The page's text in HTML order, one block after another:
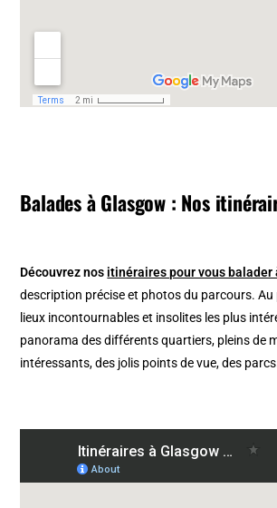
Balades à Glasgow : Nos
Découvrez nos itinéraires pour vous balader
description précise et photos du parcours. Au
lieux incontournables et insolites les plus
panorama des différents quartiers, pleins de
intéressants, des jolis points de vue, des